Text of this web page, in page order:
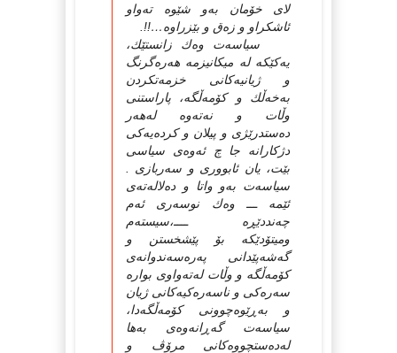
لای خۆمان به‌و شێوه‌ ته‌واو
ئاشكراو و زه‌ق و بێزراوه‌…!!.
سیاسه‌ت وه‌ك زانستێك،
یه‌كێكه‌ له‌ میكانیزمه‌ هه‌ره‌گرنگ
و ژیانیه‌كانی خزمه‌تكردن
به‌خه‌ڵك و كۆمه‌ڵگه‌، پاراستنی
وڵات و نه‌ته‌وه‌ له‌هه‌ر
ده‌ستدرێژی و پیلان و كرده‌یه‌كی
دژكارانه‌ جا چ ئه‌وه‌ی سیاسی
بێت، یان ئابووری و سه‌ربازی .
سیاسه‌ت به‌و واتا و ده‌لاله‌ته‌ی
ئێمه‌ ـــ وه‌ك نوسه‌ری ئه‌م
چه‌نددێڕه‌ ــــ،سیسته‌م
ومیتۆدێكه‌ بۆ پێشخستن و
گه‌شه‌پێدانی په‌ره‌سه‌ندوانه‌ی
كۆمه‌ڵگه‌ و وڵات له‌ته‌واوی بواره‌
سه‌ره‌كی و ناسه‌ره‌كیه‌كانی ژیان
و به‌ڕێوه‌چوونی كۆمه‌ڵگه‌دا،
سیاسه‌ت گه‌ڕانه‌وه‌ی به‌ها
له‌ده‌ستچووه‌كانی مرۆڤ و